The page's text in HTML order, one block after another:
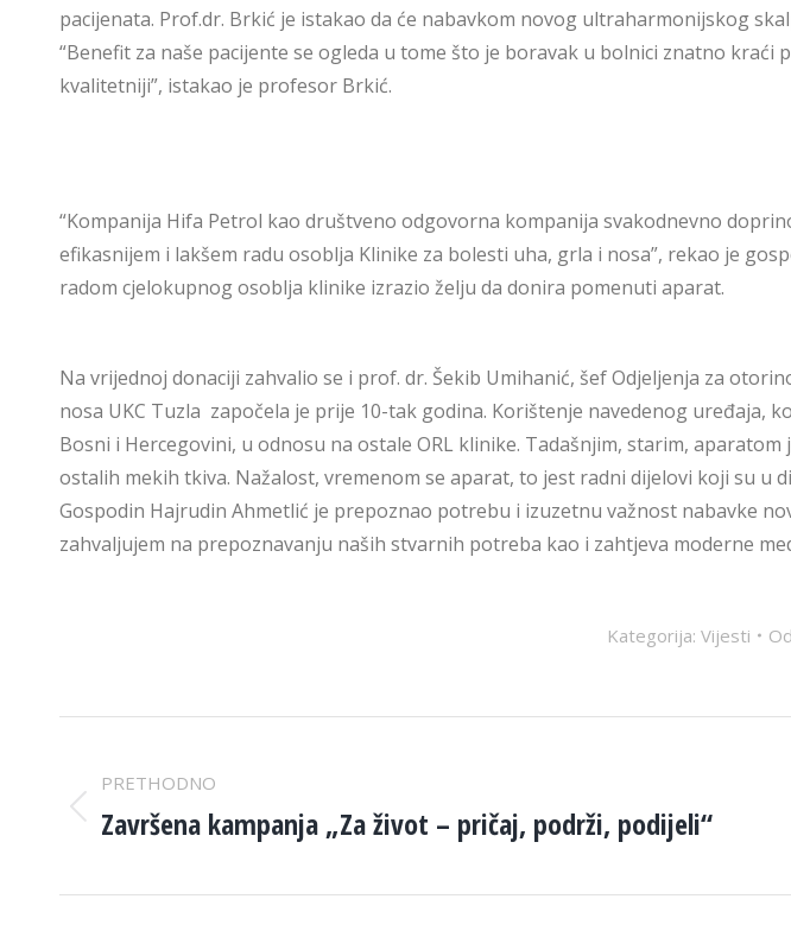
pacijenata. Prof.dr. Brkić je istakao da će nabavkom novog ultraharmonijskog
“Benefit za naše pacijente se ogleda u tome što je boravak u bolnici znatno
kvalitetniji”, istakao je profesor Brkić.
“Kompanija Hifa Petrol kao društveno odgovorna kompanija svakodnevno
efikasnijem i lakšem radu osoblja Klinike za bolesti uha, grla i nosa”, rekao je
radom cjelokupnog osoblja klinike izrazio želju da donira pomenuti aparat.
Na vrijednoj donaciji zahvalio se i prof. dr. Šekib Umihanić, šef Odjeljenja za
nosa UKC Tuzla započela je prije 10-tak godina. Korištenje navedenog uređaja,
Bosni i Hercegovini, u odnosu na ostale ORL klinike. Tadašnjim, starim,
ostalih mekih tkiva. Nažalost, vremenom se aparat, to jest radni dijelovi koji su
Gospodin Hajrudin Ahmetlić je prepoznao potrebu i izuzetnu važnost nabavke
zahvaljujem na prepoznavanju naših stvarnih potreba kao i zahtjeva moderne
Kategorija: Vijesti Od
NAVIGATION
PRETHODNO
Previous
Završena kampanja „Za život – pričaj, podrži, podijeli“